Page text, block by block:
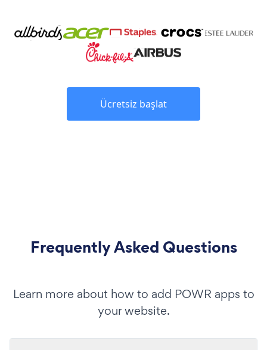
Ücretsiz başlat
Frequently Asked Questions
Learn more about how to add POWR apps to
your website.